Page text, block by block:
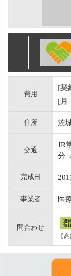
費用
[契
[月
住所 茨
交通
JR
分
完成日
事業者 医
問合わせ
【